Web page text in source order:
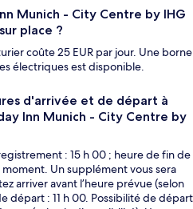
Munich - City Centre by IHG
place ?
coûte 25 EUR par jour. Une borne
électriques est disponible.
d'arrivée et de départ à
Inn Munich - City Centre by
: 15 h 00 ; heure de fin de
Un supplément vous sera
arriver avant l’heure prévue (selon
départ : 11 h 00. Possibilité de départ